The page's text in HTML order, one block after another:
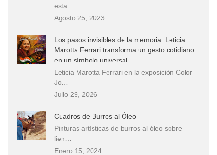
esta…
Agosto 25, 2023
Los pasos invisibles de la memoria: Leticia
Marotta Ferrari transforma un gesto cotidiano
en un símbolo universal
Leticia Marotta Ferrari en la exposición Color
Jo…
Julio 29, 2026
Cuadros de Burros al Óleo
Pinturas artísticas de burros al óleo sobre
lien…
Enero 15, 2024